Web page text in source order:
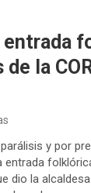
entrada
la
y por
entrada
dio la